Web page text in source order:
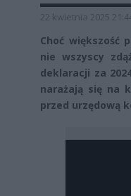
22 kwietnia 2025
Choć większość
nie wszyscy
deklaracji za
narażają się na
przed urzędową